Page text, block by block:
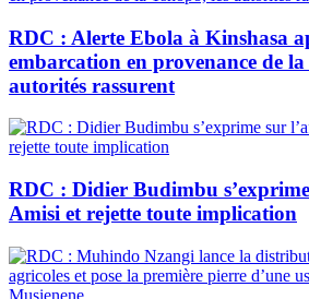
RDC : Alerte Ebola à Kinshasa
embarcation en provenance de la
autorités rassurent
RDC : Didier Budimbu
Amisi et rejette toute implication